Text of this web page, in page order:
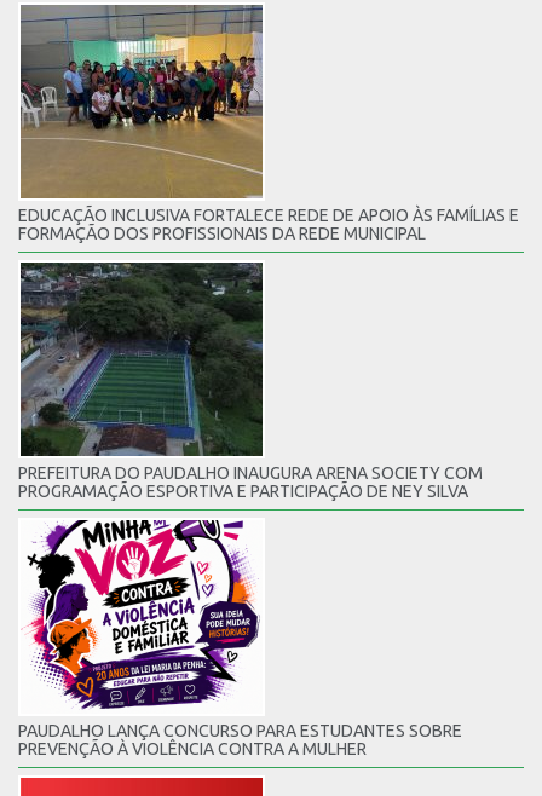
EDUCAÇÃO INCLUSIVA FORTALECE REDE DE APOIO ÀS FAMÍLIAS E
FORMAÇÃO DOS PROFISSIONAIS DA REDE MUNICIPAL
PREFEITURA DO PAUDALHO INAUGURA ARENA SOCIETY COM
PROGRAMAÇÃO ESPORTIVA E PARTICIPAÇÃO DE NEY SILVA
PAUDALHO LANÇA CONCURSO PARA ESTUDANTES SOBRE
PREVENÇÃO À VIOLÊNCIA CONTRA A MULHER